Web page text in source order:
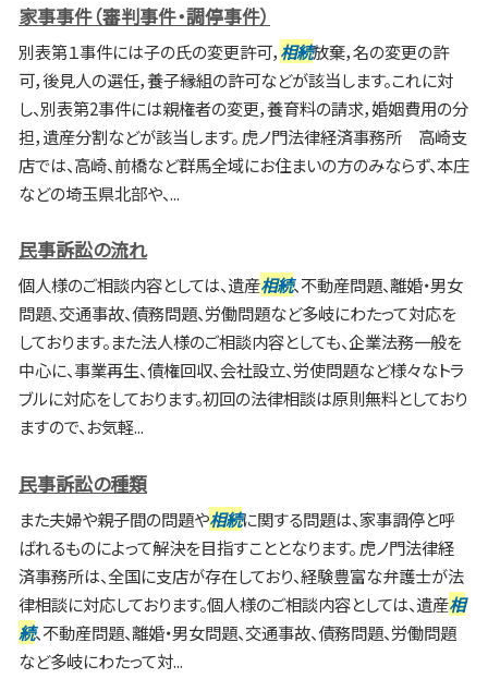
家事事件（審判事件・調停事件）
別表第１事件には子の氏の変更許可，相続放棄，名の変更の許
可，後見人の選任，養子縁組の許可などが該当します。これに対
し、別表第2事件には親権者の変更，養育料の請求，婚姻費用の分
担，遺産分割などが該当します。 虎ノ門法律経済事務所 高崎支
店では、高崎、前橋など群馬全域にお住まいの方のみならず、本庄
などの埼玉県北部や、...
民事訴訟の流れ
個人様のご相談内容としては、遺産相続、不動産問題、離婚・男女
問題、交通事故、債務問題、労働問題など多岐にわたって対応を
しております。また法人様のご相談内容としても、企業法務一般を
中心に、事業再生、債権回収、会社設立、労使問題など様々なトラ
ブルに対応をしております。初回の法律相談は原則無料としており
ますので、お気軽...
民事訴訟の種類
また夫婦や親子間の問題や相続に関する問題は、家事調停と呼
ばれるものによって解決を目指すこととなります。 虎ノ門法律経
済事務所は、全国に支店が存在しており、経験豊富な弁護士が法
律相談に対応しております。個人様のご相談内容としては、遺産相
続、不動産問題、離婚・男女問題、交通事故、債務問題、労働問題
など多岐にわたって対...